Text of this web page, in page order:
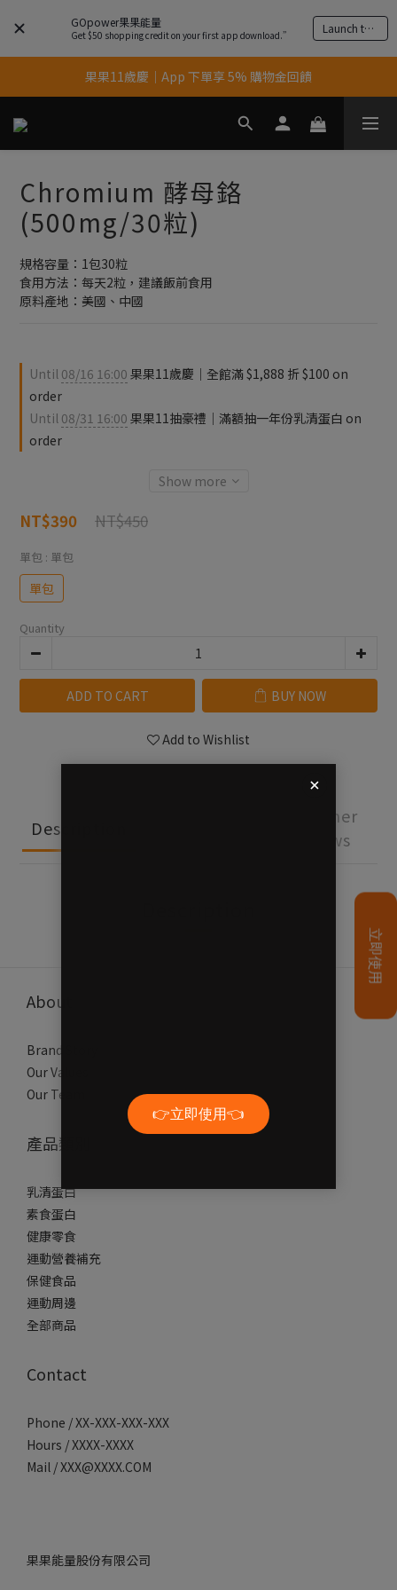
GOpower果果能量
Get $50 shopping credit on your first app download.” Launch the app
果果11歲慶｜App 下單享 5% 購物金回饋
果果11歲慶｜App 下單享 5% 購物金回饋
結帳輸入優惠代碼【gopower】享全單95折優惠！
果果11歲慶｜App 下單享 5% 購物金回饋
Chromium 酵母鉻
(500mg/30粒)
規格容量：1包30粒
食用方法：每天2粒，建議飯前食用
原料產地：美國、中國
Until 08/16 16:00 果果11歲慶｜全館滿 $1,888 折 $100 on
order
Until 08/31 16:00 果果11抽豪禮｜滿額抽一年份乳清蛋白 on
order
Show more
NT$450
NT$390
單包 : 單包
單包
Quantity
ADD TO CART BUY NOW
Add to Wishlist
Description
Customer
Reviews
About
Brand Story
Our Values
Our Team
產品類別
乳清蛋白
素食蛋白
健康零食
運動營養補充
保健食品
運動周邊
全部商品
Contact
Phone / XX-XXX-XXX-XXX
Hours / XXXX-XXXX
Mail / XXX@XXXX.COM
果果能量股份有限公司